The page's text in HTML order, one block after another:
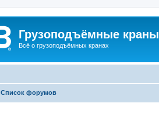
Грузоподъёмные краны
Всё о грузоподъёмных кранах
Список форумов